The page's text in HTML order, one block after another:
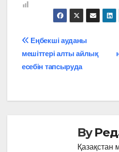
Навигация
по
Еңбекші ауданы
мешіттері алты айлық
есебін тапсыруда
By
Қазақстан